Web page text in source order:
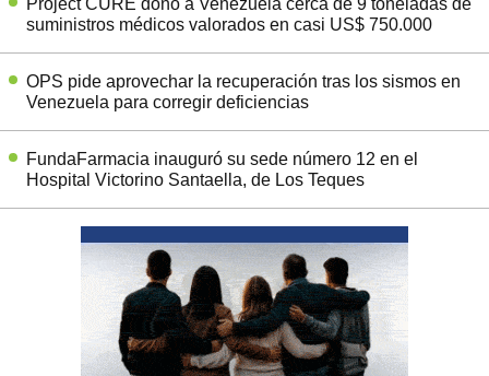
Project CURE donó a Venezuela cerca de 9 toneladas de
suministros médicos valorados en casi US$ 750.000
OPS pide aprovechar la recuperación tras los sismos en
Venezuela para corregir deficiencias
FundaFarmacia inauguró su sede número 12 en el
Hospital Victorino Santaella, de Los Teques